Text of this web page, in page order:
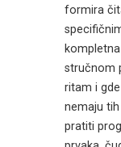
formira
stručnom
ritam i
nemaju
pratiti